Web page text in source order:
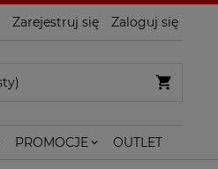
Zarejestruj się Zaloguj się
PROMOCJE OUTLET